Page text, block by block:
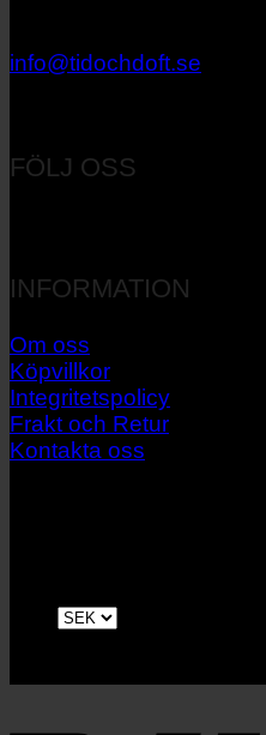
info@tidochdoft.se
FÖLJ OSS
INFORMATION
Om oss
Köpvillkor
Integritetspolicy
Frakt och Retur
Kontakta oss